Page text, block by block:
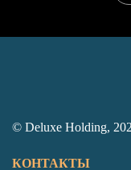
© Deluxe Holding,
КОНТАКТЫ